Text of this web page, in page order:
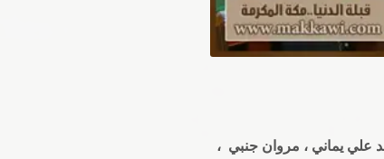
علي يماني ، مروان جنبي ،